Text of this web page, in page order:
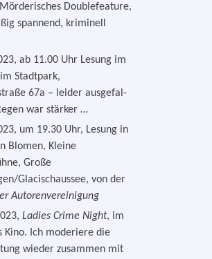
Doublefeature,
span­nend, kri­mi­nell
ab 11.00 Uhr Lesung im
im Stadtpark,
67a – lei­der aus­ge­fal­
war stärker …
um 19.30 Uhr, Lesung in
Blomen, Kleine
Große
Glacischaussee, von der
Autorenvereinigung
Ladies Crime Night, im
Kino. Ich mode­rie­re die
wie­der zusam­men mit